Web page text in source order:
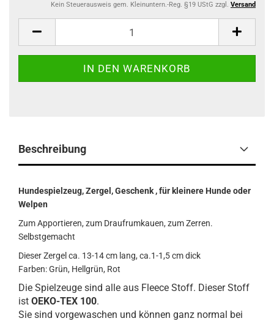
Kein Steuerausweis gem. Kleinuntern.-Reg. §19 UStG zzgl. Versand
Beschreibung
Hundespielzeug, Zergel, Geschenk , für kleinere Hunde oder
Welpen
Zum Apportieren, zum Draufrumkauen, zum Zerren.
Selbstgemacht
Dieser Zergel ca. 13-14 cm lang, ca.1-1,5 cm dick
Farben: Grün, Hellgrün, Rot
Die Spielzeuge sind alle aus Fleece Stoff. Dieser Stoff
ist OEKO-TEX 100.
Sie sind vorgewaschen und können ganz normal bei